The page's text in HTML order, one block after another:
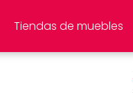
Tiendas de muebles